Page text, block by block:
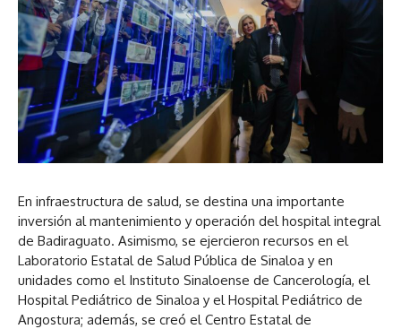
En infraestructura de salud, se destina una importante
inversión al mantenimiento y operación del hospital integral
de Badiraguato. Asimismo, se ejercieron recursos en el
Laboratorio Estatal de Salud Pública de Sinaloa y en
unidades como el Instituto Sinaloense de Cancerología, el
Hospital Pediátrico de Sinaloa y el Hospital Pediátrico de
Angostura; además, se creó el Centro Estatal de